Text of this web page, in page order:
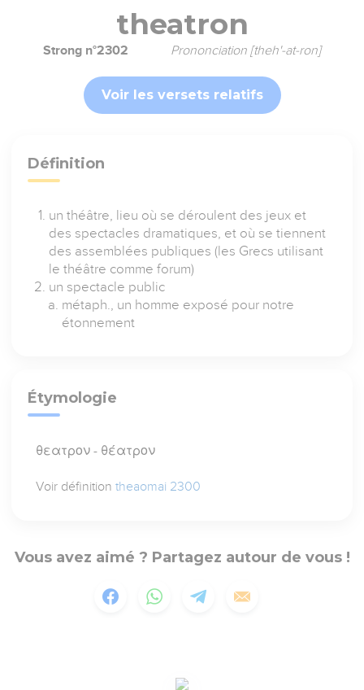
theatron
Strong n°2302 Prononciation [theh'-at-ron]
Voir les versets relatifs
Définition
un théâtre, lieu où se déroulent des jeux et
des spectacles dramatiques, et où se tiennent
des assemblées publiques (les Grecs utilisant
le théâtre comme forum)
un spectacle public
métaph., un homme exposé pour notre
étonnement
Étymologie
θεατρον - θέατρον
Voir définitiontheaomai 2300
Vous avez aimé ? Partagez autour de vous !